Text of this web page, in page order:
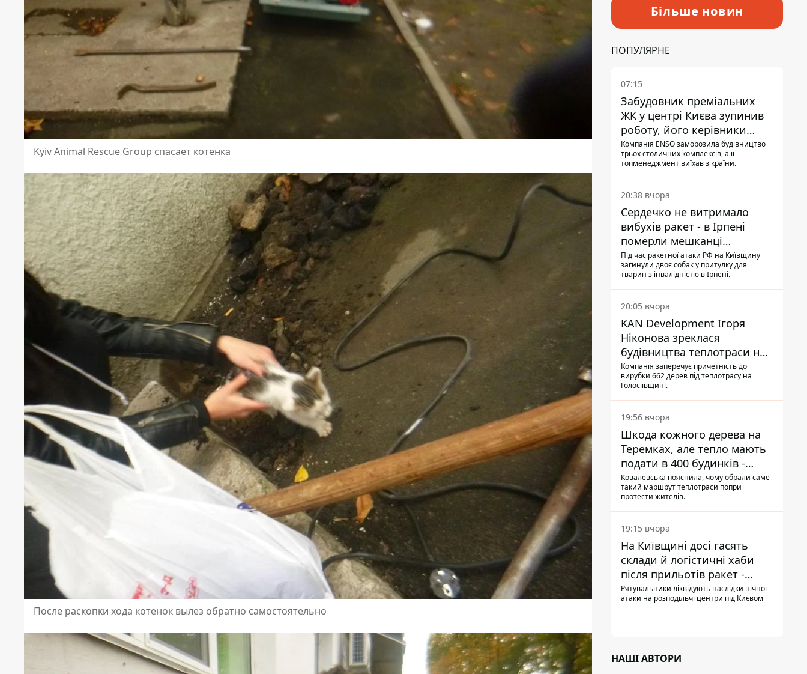
Kyiv Animal Rescue Group спасает котенка
После раскопки хода котенок вылез обратно самостоятельно
Більше новин
ПОПУЛЯРНЕ
07:15
Забудовник преміальних
ЖК у центрі Києва зупинив
роботу, його керівники
втекли з України - Bihus.info
Компанія ENSO заморозила будівництво
трьох столичних комплексів, а її
топменеджмент виїхав з країни.
20:38 вчора
Сердечко не витримало
вибухів ракет - в Ірпені
померли мешканці
притулку для собак з
інвалідністю
Під час ракетної атаки РФ на Київщину
загинули двоє собак у притулку для
тварин з інвалідністю в Ірпені.
20:05 вчора
KAN Development Ігоря
Ніконова зреклася
будівництва теплотраси на
Теремках
Компанія заперечує причетність до
вирубки 662 дерев під теплотрасу на
Голосіївщині.
19:56 вчора
Шкода кожного дерева на
Теремках, але тепло мають
подати в 400 будинків -
депутатка Київради
Ковалевська пояснила, чому обрали саме
такий маршрут теплотраси попри
протести жителів.
19:15 вчора
На Київщині досі гасять
склади й логістичні хаби
після прильотів ракет -
ДСНС
Рятувальники ліквідують наслідки нічної
атаки на розподільчі центри під Києвом
НАШІ АВТОРИ